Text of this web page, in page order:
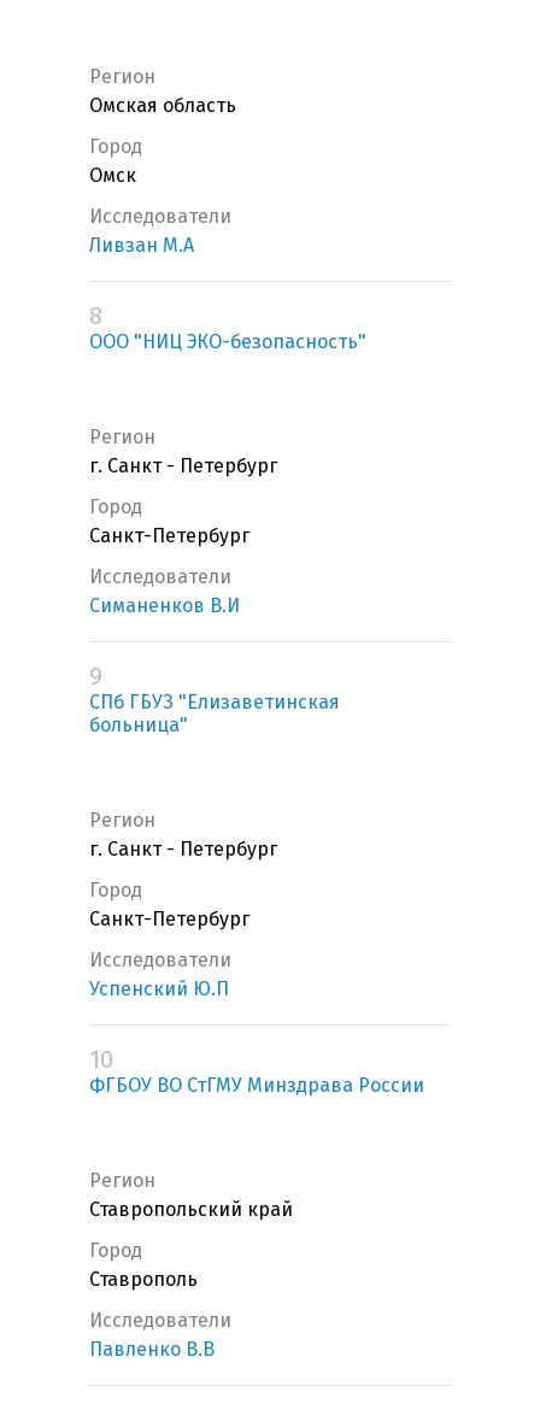
Регион
Омская область
Город
Омск
Исследователи
Ливзан М.А
8
ООО "НИЦ ЭКО-безопасность"
Регион
г. Санкт - Петербург
Город
Санкт-Петербург
Исследователи
Симаненков В.И
9
СПб ГБУЗ "Елизаветинская
больница"
Регион
г. Санкт - Петербург
Город
Санкт-Петербург
Исследователи
Успенский Ю.П
10
ФГБОУ ВО СтГМУ Минздрава России
Регион
Ставропольский край
Город
Ставрополь
Исследователи
Павленко В.В